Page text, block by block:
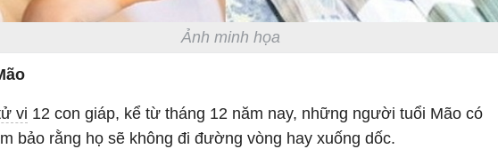
Ảnh minh họa
vi 12 con giáp, kể từ tháng 12 năm nay, những người tuổi Mão có
bảo rằng họ sẽ không đi đường vòng hay xuống dốc.